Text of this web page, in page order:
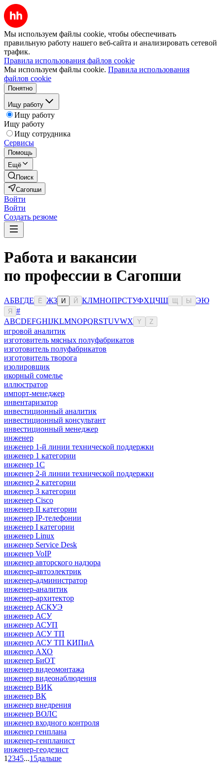
Мы используем файлы cookie, чтобы обеспечивать
правильную работу нашего веб-сайта и анализировать сетевой
трафик.
Правила использования файлов cookie
Мы используем файлы cookie. Правила использования
файлов cookie
Понятно
Ищу работу
Ищу работу
Ищу работу
Ищу сотрудника
Сервисы
Помощь
Ещё
Поиск
Сагопши
Войти
Войти
Создать резюме
Работа и вакансии
по профессии в Сагопши
АБВГДЕ Ё ЖЗ И Й КЛМНОПРСТУФХЦЧШ Ы ЭЮ
Я
#
ABCDEFGHIJKLMNOPQRSTUVWX Y Z
игровой аналитик
изготовитель мясных полуфабрикатов
изготовитель полуфабрикатов
изготовитель творога
изолировщик
икорный сомелье
иллюстратор
импорт-менеджер
инвентаризатор
инвестиционный аналитик
инвестиционный консультант
инвестиционный менеджер
инженер
инженер 1-й линии технической поддержки
инженер 1 категории
инженер 1С
инженер 2-й линии технической поддержки
инженер 2 категории
инженер 3 категории
инженер Cisco
инженер II категории
инженер IP-телефонии
инженер I категории
инженер Linux
инженер Service Desk
инженер VoIP
инженер авторского надзора
инженер-автоэлектрик
инженер-администратор
инженер-аналитик
инженер-архитектор
инженер АСКУЭ
инженер АСУ
инженер АСУП
инженер АСУ ТП
инженер АСУ ТП КИПиА
инженер АХО
инженер БиОТ
инженер видеомонтажа
инженер видеонаблюдения
инженер ВИК
инженер ВК
инженер внедрения
инженер ВОЛС
инженер входного контроля
инженер генплана
инженер-генпланист
инженер-геодезист
1 2345...15дальше